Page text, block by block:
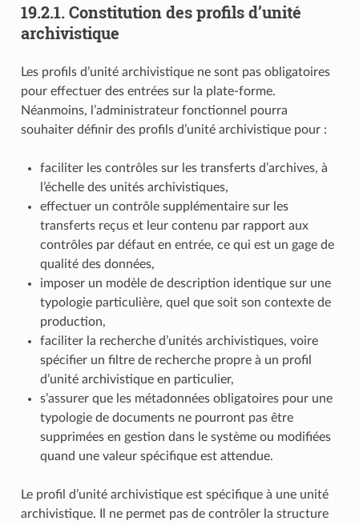
19.2.1. Constitution des profils d’unité
archivistique
Les profils d’unité archivistique ne sont pas obligatoires
pour effectuer des entrées sur la plate-forme.
Néanmoins, l’administrateur fonctionnel pourra
souhaiter définir des profils d’unité archivistique pour :
faciliter les contrôles sur les transferts d’archives, à
l’échelle des unités archivistiques,
effectuer un contrôle supplémentaire sur les
transferts reçus et leur contenu par rapport aux
contrôles par défaut en entrée, ce qui est un gage de
qualité des données,
imposer un modèle de description identique sur une
typologie particulière, quel que soit son contexte de
production,
faciliter la recherche d’unités archivistiques, voire
spécifier un filtre de recherche propre à un profil
d’unité archivistique en particulier,
s’assurer que les métadonnées obligatoires pour une
typologie de documents ne pourront pas être
supprimées en gestion dans le système ou modifiées
quand une valeur spécifique est attendue.
Le profil d’unité archivistique est spécifique à une unité
archivistique. Il ne permet pas de contrôler la structure